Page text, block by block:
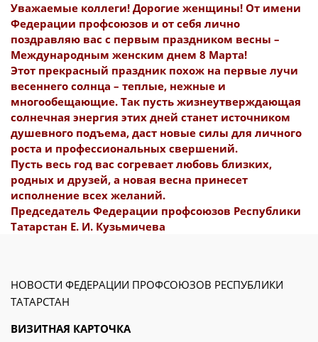
Уважаемые коллеги! Дорогие женщины! От имени
Федерации профсоюзов и от себя лично
поздравляю вас с первым праздником весны –
Международным женским днем 8 Марта!
Этот прекрасный праздник похож на первые лучи
весеннего солнца – теплые, нежные и
многообещающие. Так пусть жизнеутверждающая
солнечная энергия этих дней станет источником
душевного подъема, даст новые силы для личного
роста и профессиональных свершений.
Пусть весь год вас согревает любовь близких,
родных и друзей, а новая весна принесет
исполнение всех желаний.
Председатель Федерации профсоюзов Республики
Татарстан Е. И. Кузьмичева
НОВОСТИ ФЕДЕРАЦИИ ПРОФСОЮЗОВ РЕСПУБЛИКИ
ТАТАРСТАН
ВИЗИТНАЯ КАРТОЧКА